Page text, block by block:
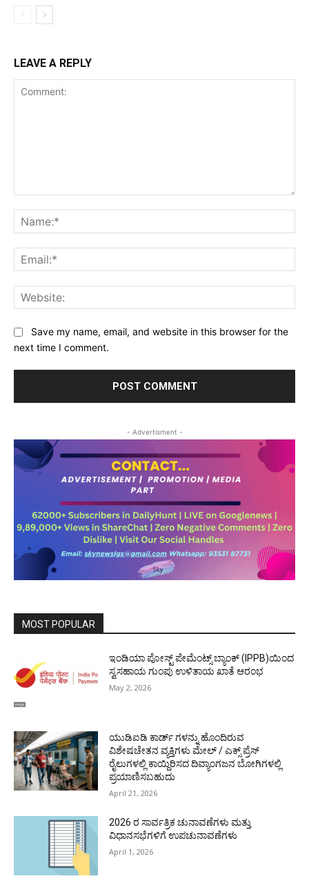
LEAVE A REPLY
Save my name, email, and website in this browser for the
next time I comment.
- Advertisment -
MOST POPULAR
ಇಂಡಿಯಾ ಪೋಸ್ಟ್ ಪೇಮೆಂಟ್ಸ್ ಬ್ಯಾಂಕ್ (IPPB)ಯಿಂದ
ಸ್ವಸಹಾಯ ಗುಂಪು ಉಳಿತಾಯ ಖಾತೆ ಆರಂಭ
May 2, 2026
ಯುಡಿಐಡಿ ಕಾರ್ಡ್ ಗಳನ್ನು ಹೊಂದಿರುವ
ವಿಶೇಷಚೇತನ ವ್ಯಕ್ತಿಗಳು ಮೇಲ್ / ಎಕ್ಸ್ ಪ್ರೆಸ್
ರೈಲುಗಳಲ್ಲಿ ಕಾಯ್ದಿರಿಸದ ದಿವ್ಯಾಂಗಜನ ಬೋಗಿಗಳಲ್ಲಿ
ಪ್ರಯಾಣಿಸಬಹುದು
April 21, 2026
2026 ರ ಸಾರ್ವತ್ರಿಕ ಚುನಾವಣೆಗಳು ಮತ್ತು
ವಿಧಾನಸಭೆಗಳಿಗೆ ಉಪಚುನಾವಣೆಗಳು
April 1, 2026